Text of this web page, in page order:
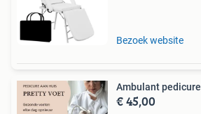
Bezoek website
Ambulant pedicure
€ 45,00